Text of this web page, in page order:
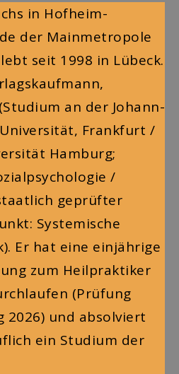
in Hofheim-
der Mainmetropole
seit 1998 in Lübeck.
an der Johann-
Frankfurt /
Hamburg;
/
geprüfter
Systemische
Er hat eine einjährige
zum Heilpraktiker
(Prüfung
2026) und absolviert
ein Studium der